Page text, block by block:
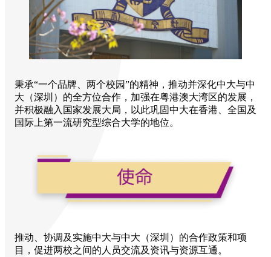
秉承“一个品牌、两个校园”的精神，推动并深化中大与中
大（深圳）的全方位合作，加强在粤港澳大湾区的发展，
并积极融入国家发展大局，以此巩固中大在香港、全国及
国际上第一流研究型综合大学的地位。
推动、协调及实施中大与中大（深圳）的合作政策和项
目，促进两校之间的人员交流及资讯与资源互通。